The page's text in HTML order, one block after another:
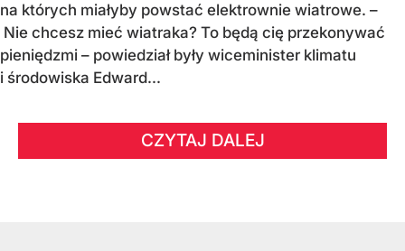
na których miałyby powstać elektrownie wiatrowe. –
Nie chcesz mieć wiatraka? To będą cię przekonywać
pieniędzmi – powiedział były wiceminister klimatu
i środowiska Edward...
CZYTAJ DALEJ